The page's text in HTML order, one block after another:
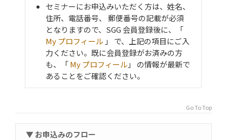
セミナーにお申込みいただく方は、姓名、
住所、電話番号、 郵便番号の記載が必須
となりますので、SGG 会員登録後に、「
My プロフィール 」 で、上記の項目にご入
力ください。既に会員登録がお済みの方
も、「My プロフィール 」 の情報が最新で
あることをご確認ください。
Go To Top
▼ お申込みのフロー